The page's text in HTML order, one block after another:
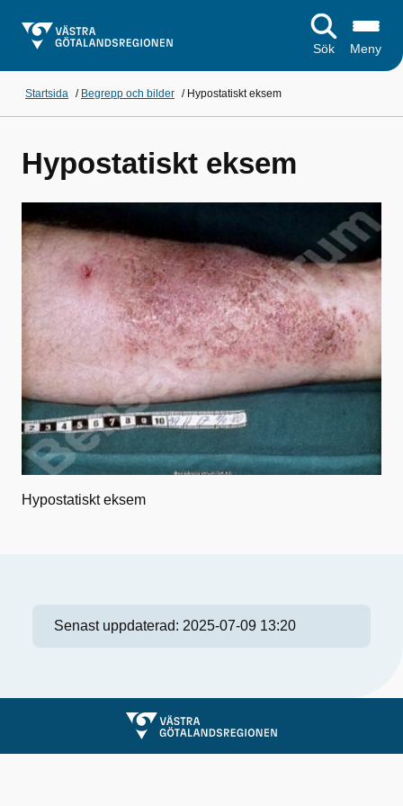
Sök Meny
Startsida / Begrepp och bilder / Hypostatiskt eksem
Hypostatiskt eksem
Hypostatiskt eksem
Senast uppdaterad: 2025-07-09 13:20